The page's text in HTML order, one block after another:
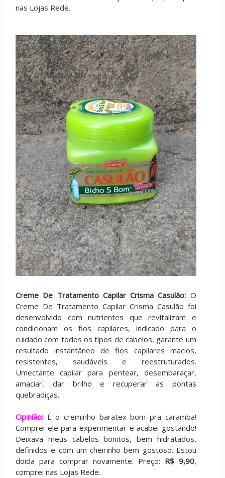
nas Lojas Rede.
Creme De Tratamento Capilar Crisma Casulão: O
Creme De Tratamento Capilar Crisma Casulão foi
desenvolvido com nutrientes que revitalizam e
condicionam os fios capilares, indicado para o
cuidado com todos os tipos de cabelos, garante um
resultado instantâneo de fios capilares macios,
resistentes, saudáveis e reestruturados.
Umectante capilar para pentear, desembaraçar,
amaciar, dar brilho e recuperar as pontas
quebradiças.
Opinião: É o creminho baratex bom pra caramba!
Comprei ele para experimentar e acabei gostando!
Deixava meus cabelos bonitos, bem hidratados,
definidos e com um cheirinho bem gostoso. Estou
doida para comprar novamente. Preço: R$ 9,90,
comprei nas Lojas Rede.